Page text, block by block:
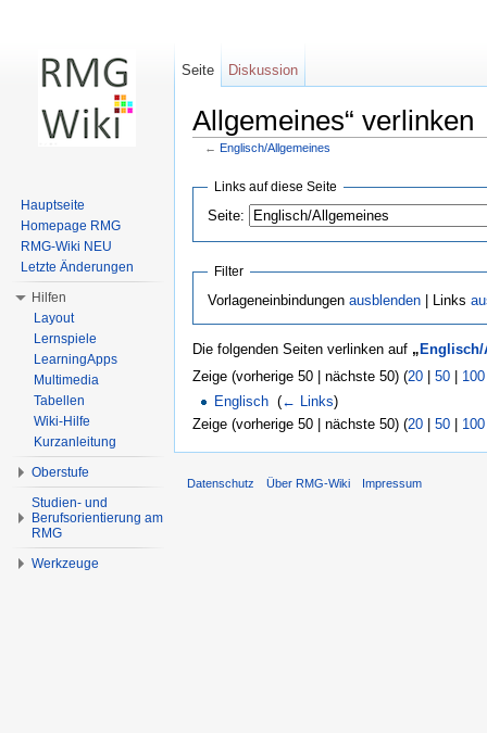
Allgemeines“ verlinken
← Englisch/Allgemeines
Links auf diese Seite
Seite:
Filter
Vorlageneinbindungen ausblenden| Links
Die folgenden Seiten verlinken auf „
Zeige (vorherige 50 | nächste 50) (20 50 100
Englisch ‎(← Links)
Zeige (vorherige 50 | nächste 50) (20 | 50 | 100
Seite Diskussion
Hauptseite
Homepage RMG
RMG-Wiki NEU
Letzte Änderungen
Hilfen
Layout
Lernspiele
LearningApps
Multimedia
Tabellen
Wiki-Hilfe
Kurzanleitung
Oberstufe
Studien- und
Berufsorientierung am
RMG
Werkzeuge
Datenschutz Über RMG-Wiki Impressum